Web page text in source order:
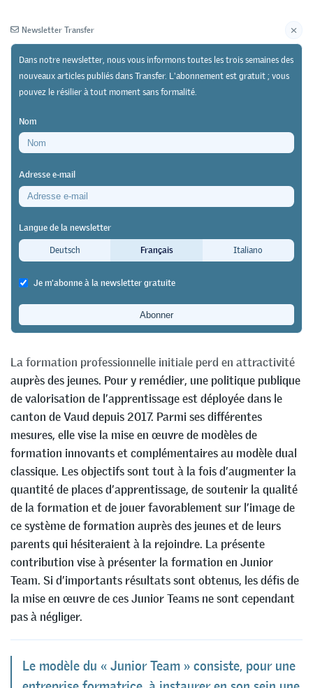
Newsletter Archives
24/08/23
Présentation de la formation en Junior Team dans
L’apprentissage en Junior Team :
une alternative au modèle dual
classique ?
Guillaume Ruiz&Hervé Munz
La formation professionnelle initiale perd en attractivité
auprès des jeunes. Pour y remédier, une politique publique
de valorisation de l’apprentissage est déployée dans le
canton de Vaud depuis 2017. Parmi ses différentes
mesures, elle vise la mise en œuvre de modèles de
formation innovants et complémentaires au modèle dual
classique. Les objectifs sont tout à la fois d’augmenter la
quantité de places d’apprentissage, de soutenir la qualité
de la formation et de jouer favorablement sur l’image de
ce système de formation auprès des jeunes et de leurs
parents qui hésiteraient à la rejoindre. La présente
contribution vise à présenter la formation en Junior
Team. Si d’importants résultats sont obtenus, les défis de
la mise en œuvre de ces Junior Teams ne sont cependant
pas à négliger.
Le modèle du « Junior Team » consiste, pour une
Newsletter Transfer
Dans notre newsletter, nous vous informons toutes les trois semaines des
nouveaux articles publiés dans Transfer. L'abonnement est gratuit ; vous
pouvez le résilier à tout moment sans formalité.
Nom
Adresse e-mail
Langue de la newsletter
Deutsch
Français Italiano
Je m'abonne à la newsletter gratuite